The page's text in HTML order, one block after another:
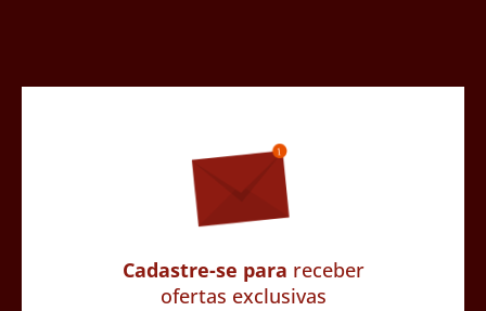
Cadastre-se para receber
ofertas exclusivas